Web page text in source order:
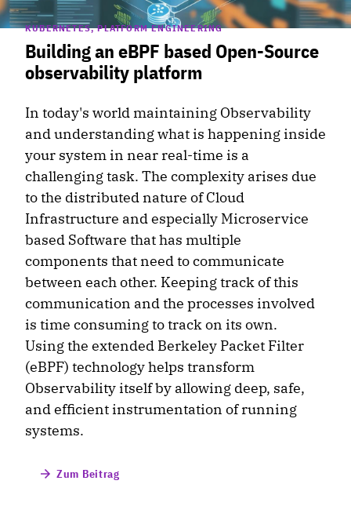
KUBERNETES, PLATFORM ENGINEERING
Building an eBPF based Open-Source
observability platform
In today's world maintaining Observability
and understanding what is happening inside
your system in near real-time is a
challenging task. The complexity arises due
to the distributed nature of Cloud
Infrastructure and especially Microservice
based Software that has multiple
components that need to communicate
between each other. Keeping track of this
communication and the processes involved
is time consuming to track on its own.
Using the extended Berkeley Packet Filter
(eBPF) technology helps transform
Observability itself by allowing deep, safe,
and efficient instrumentation of running
systems.
Zum Beitrag